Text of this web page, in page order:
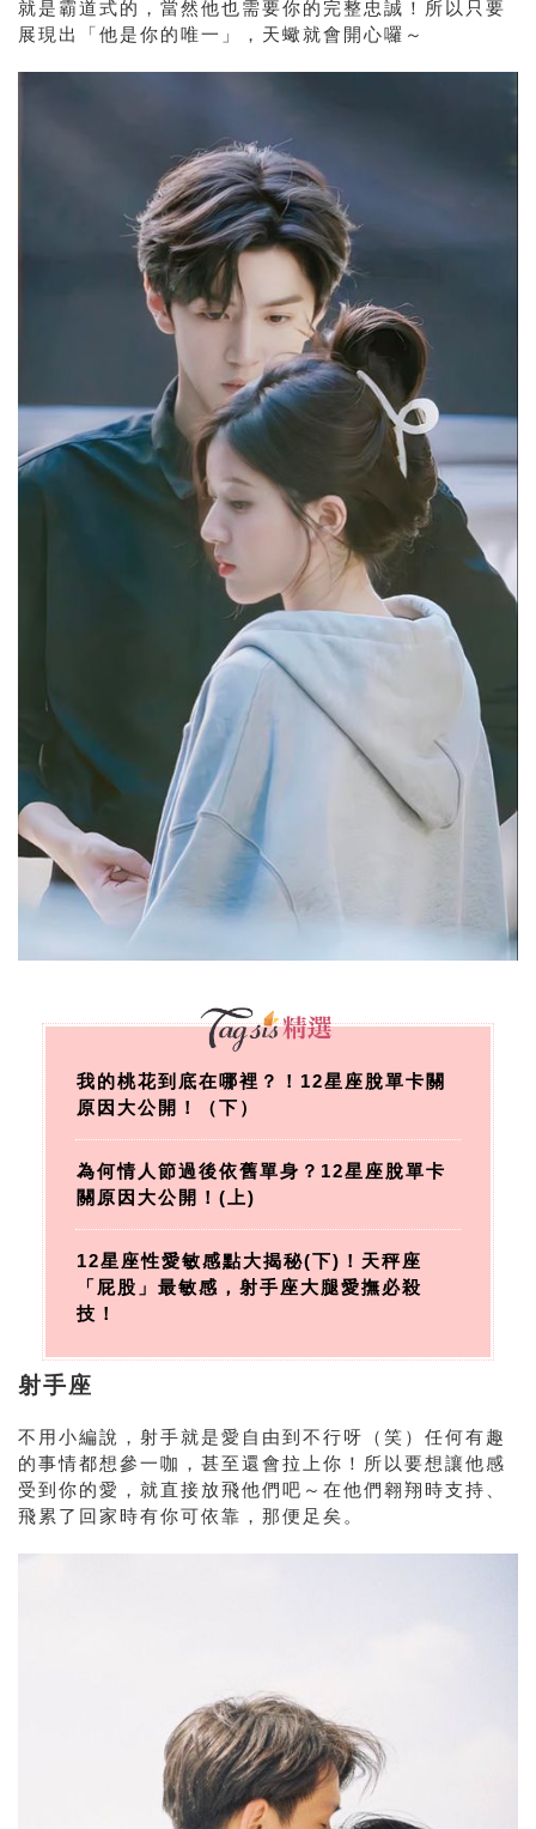
就是霸道式的，當然他也需要你的完整忠誠！所以只要
展現出「他是你的唯一」，天蠍就會開心囉～
我的桃花到底在哪裡？！12星座脫單卡關
原因大公開！（下）
為何情人節過後依舊單身？12星座脫單卡
關原因大公開！(上)
12星座性愛敏感點大揭秘(下)！天秤座
「屁股」最敏感，射手座大腿愛撫必殺
技！
射手座
不用小編說，射手就是愛自由到不行呀（笑）任何有趣
的事情都想參一咖，甚至還會拉上你！所以要想讓他感
受到你的愛，就直接放飛他們吧～在他們翱翔時支持、
飛累了回家時有你可依靠，那便足矣。